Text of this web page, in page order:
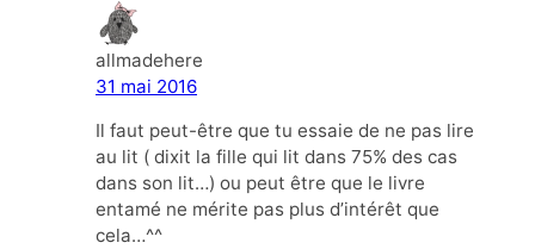
allmadehere
31 mai 2016
Il faut peut-être que tu essaie de ne pas lire
au lit ( dixit la fille qui lit dans 75% des cas
dans son lit…) ou peut être que le livre
entamé ne mérite pas plus d’intérêt que
cela…^^